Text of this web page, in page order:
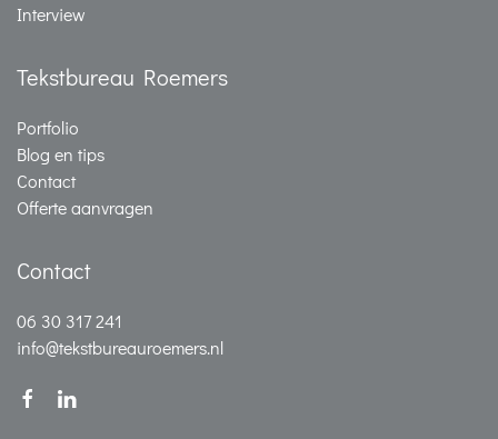
Interview
Tekstbureau Roemers
Portfolio
Blog en tips
Contact
Offerte aanvragen
Contact
06 30 317 241
info@tekstbureauroemers.nl